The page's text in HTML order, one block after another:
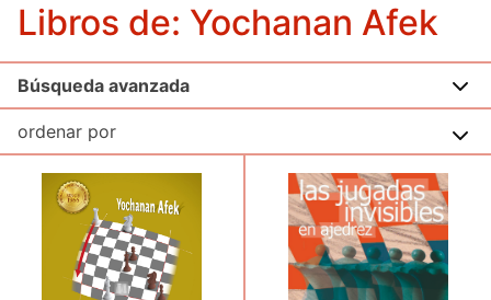
Libros de: Yochanan Afek
Búsqueda avanzada